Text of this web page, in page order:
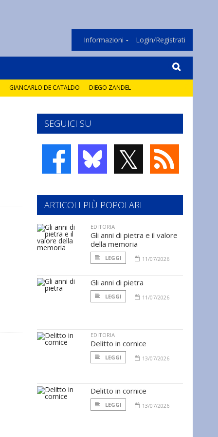
Informazioni Login/Registrati
GIANCARLO DE CATALDO DIEGO ZANDEL
SEGUICI SU
𝕏
ARTICOLI PIÙ POPOLARI
EDITORIA
Gli anni di pietra e il valore
della memoria
LEGGI 11/07/2026
Gli anni di pietra
LEGGI 11/07/2026
EDITORIA
Delitto in cornice
LEGGI 13/07/2026
Delitto in cornice
LEGGI 13/07/2026